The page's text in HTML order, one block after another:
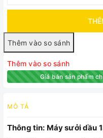
Thêm vào so sánh
Giá bán sản phẩm
MÔ TẢ
Thông tin: Máy sưởi dầu